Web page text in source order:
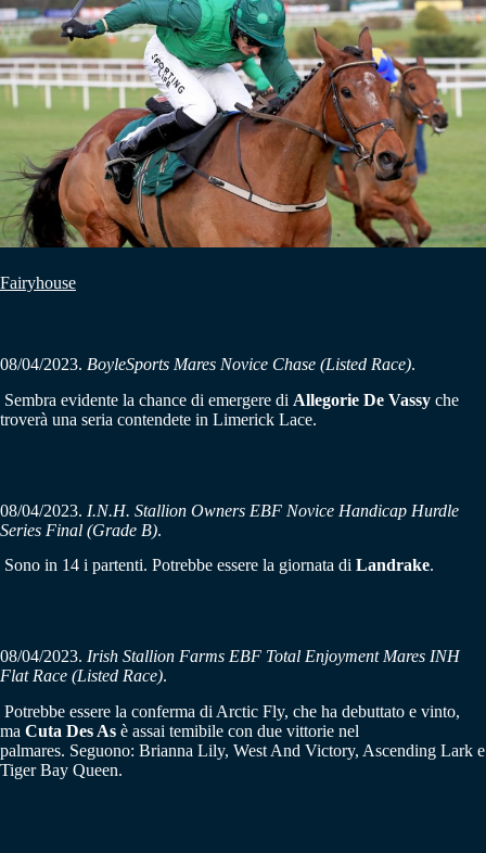
Fairyhouse
08/04/2023. BoyleSports Mares Novice Chase (Listed Race).
Sembra evidente la chance di emergere di Allegorie De Vassy che
troverà una seria contendete in Limerick Lace.
08/04/2023. I.N.H. Stallion Owners EBF Novice Handicap Hurdle
Series Final (Grade B).
Sono in 14 i partenti. Potrebbe essere la giornata di Landrake.
08/04/2023. Irish Stallion Farms EBF Total Enjoyment Mares INH
Flat Race (Listed Race).
Potrebbe essere la conferma di Arctic Fly, che ha debuttato e vinto,
ma Cuta Des As è assai temibile con due vittorie nel
palmares. Seguono: Brianna Lily, West And Victory, Ascending Lark e
Tiger Bay Queen.